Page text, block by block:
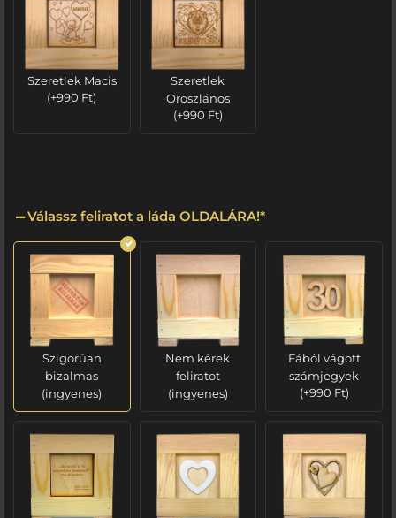
Szeretlek Macis
(+990 Ft)
Szeretlek
Oroszlános
(+990 Ft)
Válassz feliratot a láda OLDALÁRA!*
Szigorúan
bizalmas
(ingyenes)
Nem kérek
feliratot
(ingyenes)
Fából vágott
számjegyek
(+990 Ft)